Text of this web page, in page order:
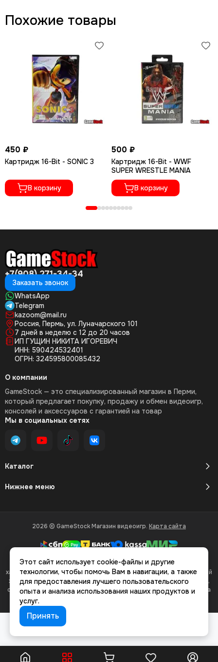
Похожие товары
450 ₽
Картридж 16-Bit - SONIC 3
В корзину
500 ₽
Картридж 16-Bit - WWF
SUPER WRESTLE MANIA
В корзину
+7(908) 271-34-34
Заказать звонок
WhatsApp
Telegram
kazoom@mail.ru
Россия, Пермь, ул. Луначарского 101
7 дней в неделю с 12 до 20 часов
ИП ГУЩИН НИКИТА ИГОРЕВИЧ
ИНН: 590424532401
ОГРН: 324595800085432
Каталог
Нижнее меню
О компании
GameStock — это специализированный магазин в Перми,
который предлагает покупку, продажу и обмен видеоигр,
консолей и аксессуаров с гарантией на товар
Мы в социальных сетях
2026 © GameStock Магазин видеоигр. Карта сайта
Вся представленная на сайте информация, касающаяся
характеристик, стоимости товаров и услуг, носит информационный
характер и ни при каких условиях не является публичной офертой,
определяемой положениями Статьи 437(2) Гражданского кодекса
Этот сайт использует cookie-файлы и другие
технологии, чтобы помочь Вам в навигации, а также
для предоставления лучшего пользовательского
опыта и анализа использования наших продуктов и
услуг.
Принять